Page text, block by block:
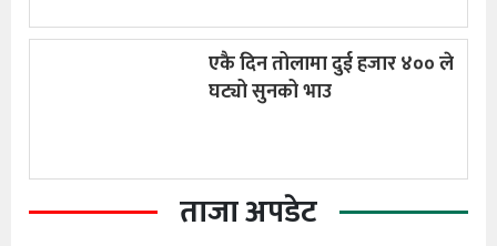
एकै दिन तोलामा दुई हजार ४०० ले
घट्यो सुनको भाउ
ताजा अपडेट